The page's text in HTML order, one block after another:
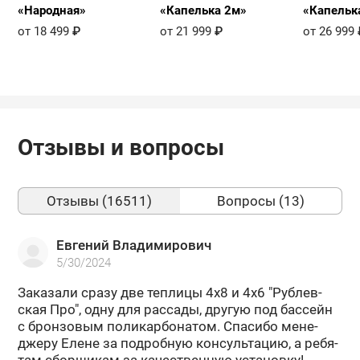
«Народная»
от 18 499 ₽
«Капелька 2м»
от 21 999₽
от 26 999
Отзывы и вопросы
Отзывы (16511) Вопросы (13)
Евгений Владимирович
5/30/2024
За­ка­за­ли сразу две теп­ли­цы 4х8 и 4х6 "Руб­лев­
ская Про", одну для рас­са­ды, дру­гую под бас­сейн
с брон­зо­вым по­ли­кар­бо­на­том. Спа­си­бо ме­не­
дже­ру Елене за по­дроб­ную кон­суль­та­цию, а ре­бя­